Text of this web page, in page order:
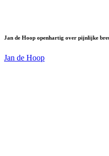
Jan de Hoop openhartig over pijnlijke
Jan de Hoop